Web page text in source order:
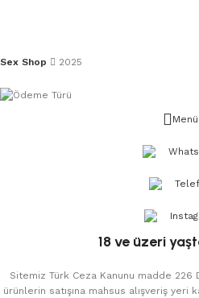
Sex Shop 2025
Menü
18 ve üzeri
Sitemiz Türk Ceza Kanunu madde
ürünlerin satışına mahsus alışveriş yeri